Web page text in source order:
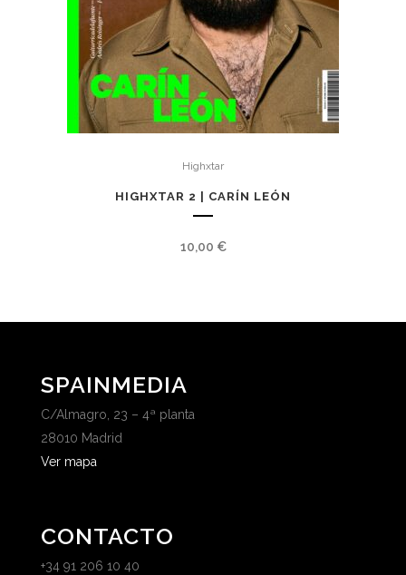
Highxtar
HIGHXTAR 2 | CARÍN LEÓN
10,00 €
SPAINMEDIA
C/Almagro, 23 – 4ª planta
28010 Madrid
Ver mapa
CONTACTO
+34 91 206 10 40